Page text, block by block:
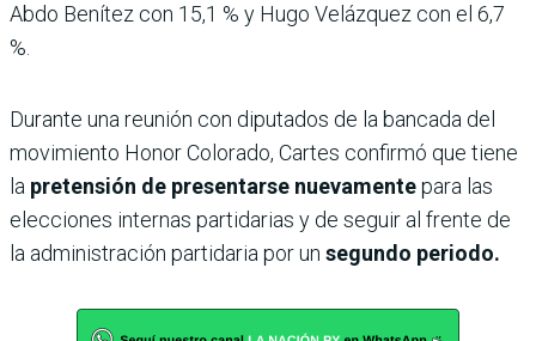
Abdo Benítez con 15,1 % y Hugo Velázquez con el 6,7
%.
Durante una reunión con diputados de la bancada del
movimiento Honor Colorado, Cartes confirmó que tiene
la pretensión de presentarse nuevamentepara las
elecciones internas partidarias y de seguir al frente de
la administración partidaria por un segundo periodo.